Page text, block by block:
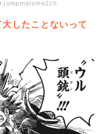
したことないって